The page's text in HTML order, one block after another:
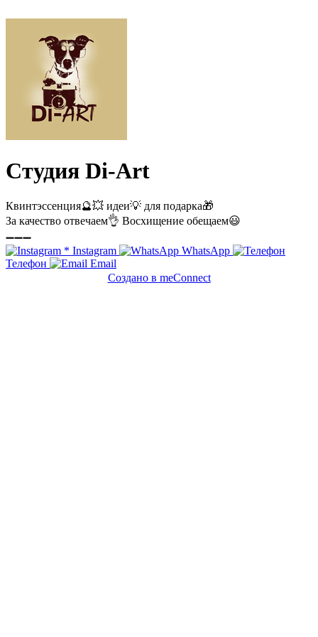
Студия Di-Art
Квинтэссенция🔮💥 идеи💡 для подарка🎁
За качество отвечаем👌 Восхищение обещаем😃
➖➖➖
* Instagram
WhatsApp
Телефон
Email
Создано в meConnect